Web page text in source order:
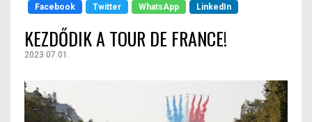
Facebook Twitter WhatsApp LinkedIn
KEZDŐDIK A TOUR DE FRANCE!
2023.07.01.